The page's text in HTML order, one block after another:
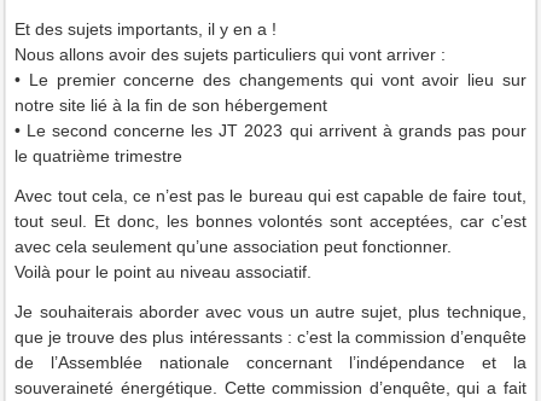
Et des sujets importants, il y en a !
Nous allons avoir des sujets particuliers qui vont arriver :
• Le premier concerne des changements qui vont avoir lieu sur
notre site lié à la fin de son hébergement
• Le second concerne les JT 2023 qui arrivent à grands pas pour
le quatrième trimestre
Avec tout cela, ce n’est pas le bureau qui est capable de faire tout,
tout seul. Et donc, les bonnes volontés sont acceptées, car c’est
avec cela seulement qu’une association peut fonctionner.
Voilà pour le point au niveau associatif.
Je souhaiterais aborder avec vous un autre sujet, plus technique,
que je trouve des plus intéressants : c’est la commission d’enquête
de l’Assemblée nationale concernant l’indépendance et la
souveraineté énergétique. Cette commission d’enquête, qui a fait